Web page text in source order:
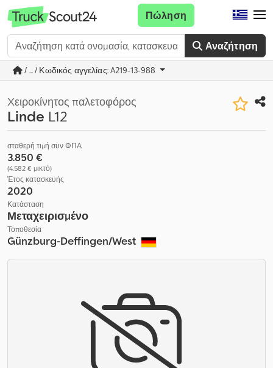
Αναζήτηση
Πώληση
/ ... / Κωδικός αγγελίας: A219-13-988
Χειροκίνητος παλετοφόρος
Linde L12
σταθερή τιμή συν ΦΠΑ
3.850 €
(4.582 € μικτό)
Έτος κατασκευής
2020
Κατάσταση
Μεταχειρισμένο
Τοποθεσία
Günzburg-Deffingen/West